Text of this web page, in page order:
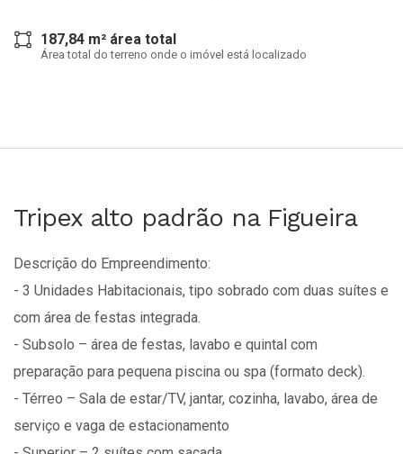
187,84 m² área total
Área total do terreno onde o imóvel está localizado
Tripex alto padrão na Figueira
Descrição do Empreendimento:
- 3 Unidades Habitacionais, tipo sobrado com duas suítes e
com área de festas integrada.
- Subsolo – área de festas, lavabo e quintal com
preparação para pequena piscina ou spa (formato deck).
- Térreo – Sala de estar/TV, jantar, cozinha, lavabo, área de
serviço e vaga de estacionamento